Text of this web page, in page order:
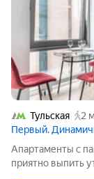
Тульская
2
Первый.
Апартаменты с
приятно выпить